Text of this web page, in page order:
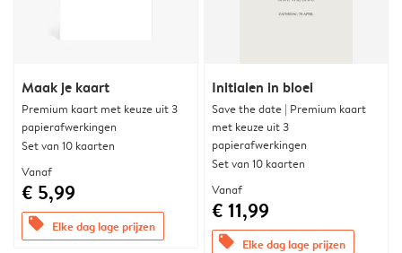
Maak je kaart
Premium kaart met keuze uit 3
papierafwerkingen
Set van 10 kaarten
Vanaf
€ 5,99
offers Elke dag lage prijzen
Initialen in bloei
Save the date | Premium kaart
met keuze uit 3
papierafwerkingen
Set van 10 kaarten
Vanaf
€ 11,99
offers Elke dag lage prijzen